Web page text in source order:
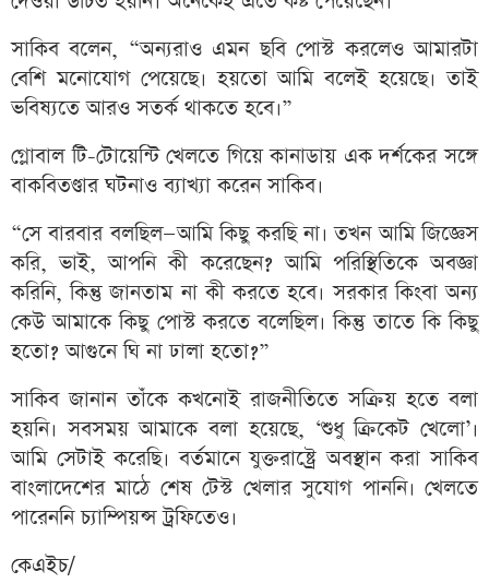
সাকিব বলেন, “অন্যরাও এমন ছবি পোস্ট করলেও আমারটা
বেশি মনোযোগ পেয়েছে। হয়তো আমি বলেই হয়েছে। তাই
ভবিষ্যতে আরও সতর্ক থাকতে হবে।”
গ্লোবাল টি-টোয়েন্টি খেলতে গিয়ে কানাডায় এক দর্শকের সঙ্গে
বাকবিতণ্ডার ঘটনাও ব্যাখ্যা করেন সাকিব।
“সে বারবার বলছিল—আমি কিছু করছি না। তখন আমি জিজ্ঞেস
করি, ভাই, আপনি কী করেছেন? আমি পরিস্থিতিকে অবজ্ঞা
করিনি, কিন্তু জানতাম না কী করতে হবে। সরকার কিংবা অন্য
কেউ আমাকে কিছু পোস্ট করতে বলেছিল। কিন্তু তাতে কি কিছু
হতো? আগুনে ঘি না ঢালা হতো?”
সাকিব জানান তাঁকে কখনোই রাজনীতিতে সক্রিয় হতে বলা
হয়নি। সবসময় আমাকে বলা হয়েছে, ‘শুধু ক্রিকেট খেলো’।
আমি সেটাই করেছি। বর্তমানে যুক্তরাষ্ট্রে অবস্থান করা সাকিব
বাংলাদেশের মাঠে শেষ টেস্ট খেলার সুযোগ পাননি। খেলতে
পারেননি চ্যাম্পিয়ন্স ট্রফিতেও।
কেএইচ/